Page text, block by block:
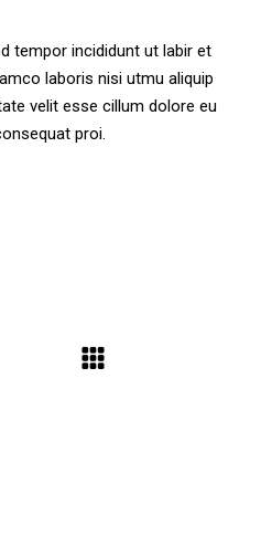
tempor incididunt ut labir et
laboris nisi utmu aliquip
velit esse cillum dolore eu
proi.